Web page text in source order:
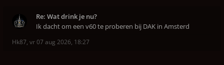
Re: Wat drink je nu?
Ik dacht om een v60 te proberen bij DAK in Amsterd
Hk87, vr 07 aug 2026, 18:27